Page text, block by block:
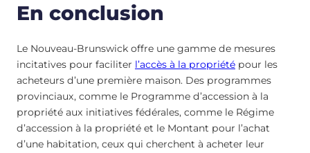
En conclusion
Le Nouveau-Brunswick offre une gamme de mesures
incitatives pour faciliter l’accès à la propriété pour les
acheteurs d’une première maison. Des programmes
provinciaux, comme le Programme d’accession à la
propriété aux initiatives fédérales, comme le Régime
d’accession à la propriété et le Montant pour l’achat
d’une habitation, ceux qui cherchent à acheter leur